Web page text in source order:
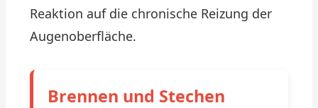
Reaktion auf die chronische Reizung der
Augenoberfläche.
Brennen und Stechen